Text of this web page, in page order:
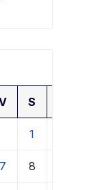
S
1
7 8